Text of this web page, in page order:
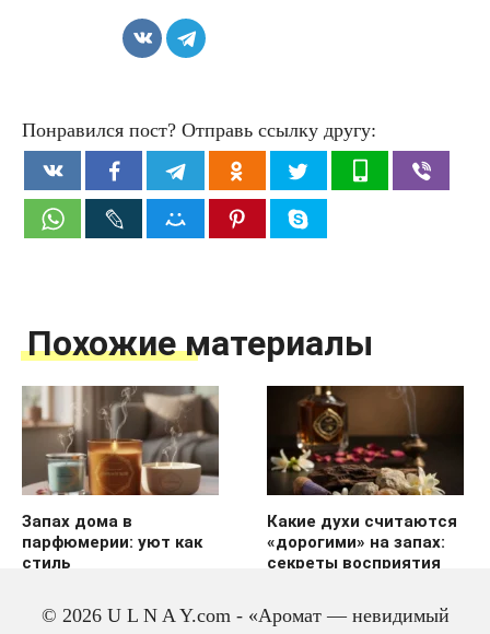
Понравился пост? Отправь ссылку другу:
Похожие материалы
Запах дома в
парфюмерии: уют как
стиль
Какие духи считаются
«дорогими» на запах:
секреты восприятия
© 2026 U L N A Y.com - «Аромат — невидимый